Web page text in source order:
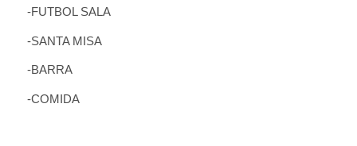
-FUTBOL SALA
-SANTA MISA
-BARRA
-COMIDA